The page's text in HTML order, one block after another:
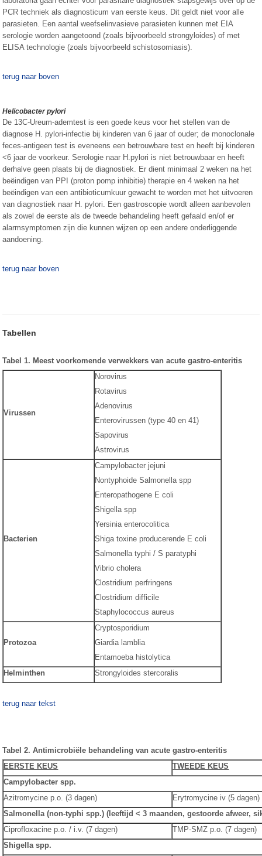
PCR techniek als diagnosticum van eerste keus. Dit geldt niet voor alle
parasieten. Een aantal weefselinvasieve parasieten kunnen met EIA
serologie worden aangetoond (zoals bijvoorbeeld strongyloides) of met
ELISA technologie (zoals bijvoorbeeld schistosomiasis).
terug naar boven
Helicobacter pylori
De 13C-Ureum-ademtest is een goede keus voor het stellen van de
diagnose H. pylori-infectie bij kinderen van 6 jaar of ouder; de monoclonale
feces-antigeen test is eveneens een betrouwbare test en heeft bij kinderen
<6 jaar de voorkeur. Serologie naar H.pylori is niet betrouwbaar en heeft
derhalve geen plaats bij de diagnostiek. Er dient minimaal 2 weken na het
beëindigen van PPI (proton pomp inhibitie) therapie en 4 weken na het
beëindigen van een antibioticumkuur gewacht te worden met het uitvoeren
van diagnostiek naar H. pylori. Een gastroscopie wordt alleen aanbevolen
als zowel de eerste als de tweede behandeling heeft gefaald en/of er
alarmsymptomen zijn die kunnen wijzen op een andere onderliggende
aandoening.
terug naar boven
Tabellen
Tabel 1. Meest voorkomende verwekkers van acute gastro-enteritis
Virussen
Norovirus
Rotavirus
Adenovirus
Enterovirussen (type 40 en 41)
Sapovirus
Astrovirus
Bacterien
Campylobacter jejuni
Nontyphoide Salmonella spp
Enteropathogene E coli
Shigella spp
Yersinia enterocolitica
Shiga toxine producerende E coli
Salmonella typhi / S paratyphi
Vibrio cholera
Clostridium perfringens
Clostridium difficile
Staphylococcus aureus
Protozoa
Cryptosporidium
Giardia lamblia
Entamoeba histolytica
Helminthen
Strongyloides stercoralis
terug naar tekst
Tabel 2. Antimicrobiële behandeling van acute gastro-enteritis
EERSTE KEUS
TWEEDE KEUS
Campylobacter spp.
Azitromycine p.o. (3 dagen)
Erytromycine iv (5 dagen)
Salmonella (non-typhi spp.) (leeftijd < 3 maanden, gestoorde afweer,
Ciprofloxacine p.o. / i.v. (7 dagen)
TMP-SMZ p.o. (7 dagen)
Shigella spp.